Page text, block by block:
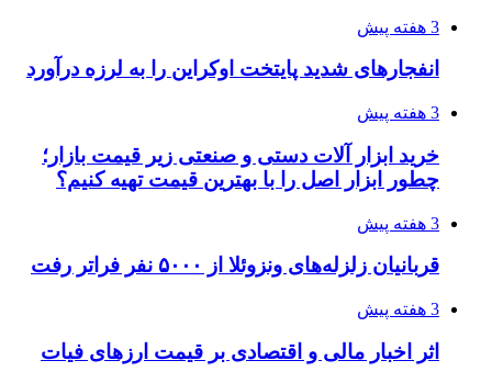
3 هفته پیش
انفجارهای شدید پایتخت اوکراین را به لرزه درآورد
3 هفته پیش
خرید ابزار آلات دستی و صنعتی زیر قیمت بازار؛
چطور ابزار اصل را با بهترین قیمت تهیه کنیم؟
3 هفته پیش
قربانیان زلزله‌های ونزوئلا از ۵۰۰۰ نفر فراتر رفت
3 هفته پیش
اثر اخبار مالی و اقتصادی بر قیمت ارزهای فیات